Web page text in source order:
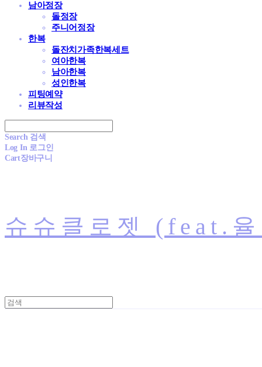
남아정장
돌정장
주니어정장
한복
돌잔치가족한복세트
여아한복
남아한복
성인한복
피팅예약
리뷰작성
Search 검색
Log In 로그인
Cart장바구니
슈슈클로젯 (feat.